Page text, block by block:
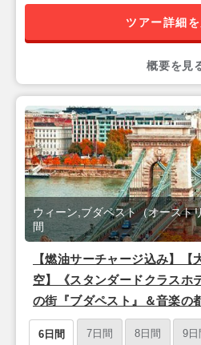
ツアー詳細
概要を見
【燃油サーチャージ込み】【
空】《スタンダードクラスホ
の街『ブダペスト』＆音楽の
朝食付きフリープラン
ウィーン,ブダペスト（オースト
間
6日間 7日間 8日間 9日